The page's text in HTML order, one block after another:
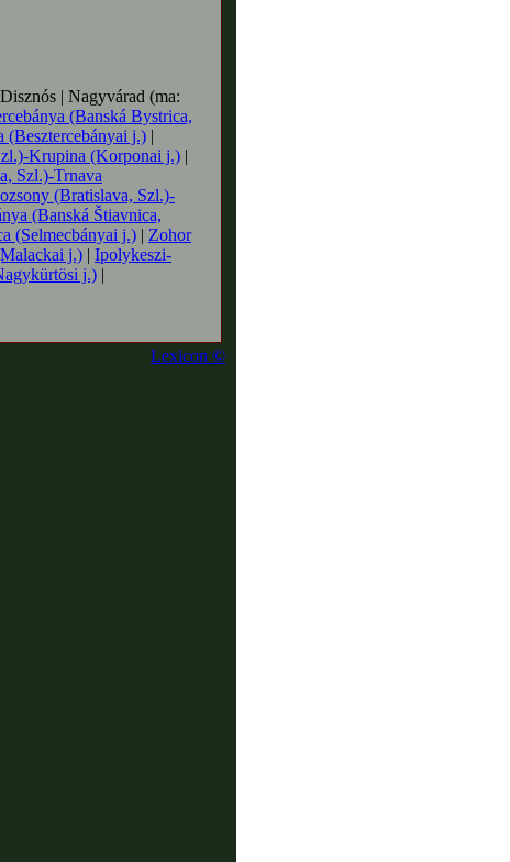
Disznós | Nagyvárad (ma:
(Banská Bystrica,
(Besztercebányai j.) |
Krupina (Korponai j.) |
Szl.)-Trnava
(Bratislava, Szl.)-
(Banská Štiavnica,
(Selmecbányai j.) | Zohor
j.) | Ipolykeszi-
j.) |
Lexicon ©